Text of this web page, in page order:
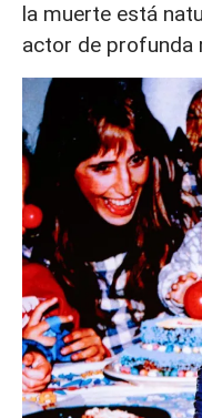
la muerte está
actor de profunda